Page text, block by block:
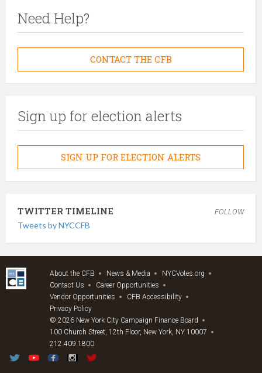
Need Help?
CONTACT THE CFB
Sign up for election alerts
SIGN UP FOR ELECTION ALERTS
TWITTER TIMELINE FOLLOW
Tweets by NYCCFB
About the CFB News & Media
NYCVotes.org
Contact Us
Career Opportunities
Vendor Opportunities
CFB Accessibility
Privacy Policy
© 2026 New York City Campaign Finance Board
100 Church Street, 12th Floor, New York, NY 10007
212.409.1800